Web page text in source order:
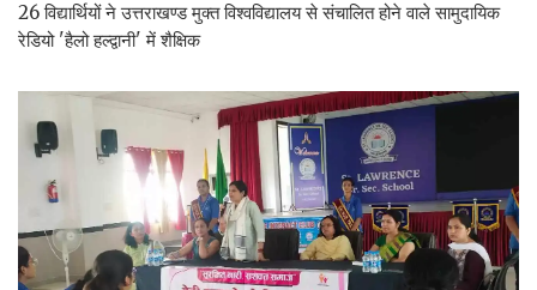
26 विद्यार्थियों ने उत्तराखण्ड मुक्त विश्वविद्यालय से संचालित होने वाले सामुदायिक
रेडियो 'हैलो हल्द्वानी' में शैक्षिक